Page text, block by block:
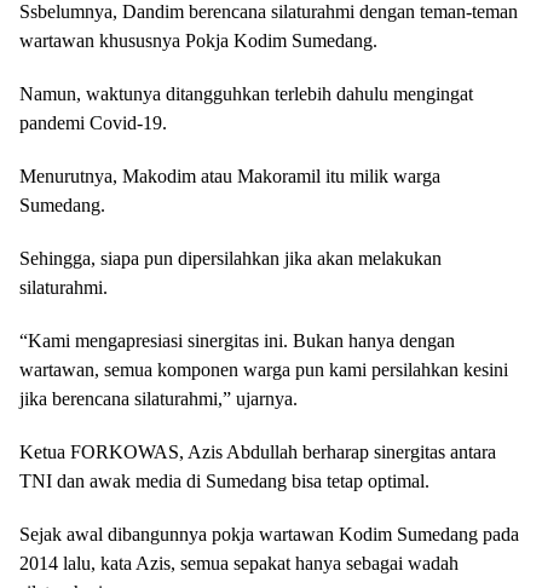
Ssbelumnya, Dandim berencana silaturahmi dengan teman-teman
wartawan khususnya Pokja Kodim Sumedang.
Namun, waktunya ditangguhkan terlebih dahulu mengingat
pandemi Covid-19.
Menurutnya, Makodim atau Makoramil itu milik warga
Sumedang.
Sehingga, siapa pun dipersilahkan jika akan melakukan
silaturahmi.
“Kami mengapresiasi sinergitas ini. Bukan hanya dengan
wartawan, semua komponen warga pun kami persilahkan kesini
jika berencana silaturahmi,” ujarnya.
Ketua FORKOWAS, Azis Abdullah berharap sinergitas antara
TNI dan awak media di Sumedang bisa tetap optimal.
Sejak awal dibangunnya pokja wartawan Kodim Sumedang pada
2014 lalu, kata Azis, semua sepakat hanya sebagai wadah